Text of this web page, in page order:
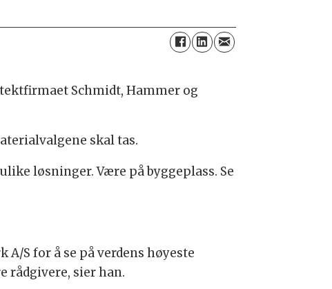
Schmidt, Hammer og
skal tas.
løsninger. Være på byggeplass. Se
S for å se på verdens høyeste
rådgivere, sier han.